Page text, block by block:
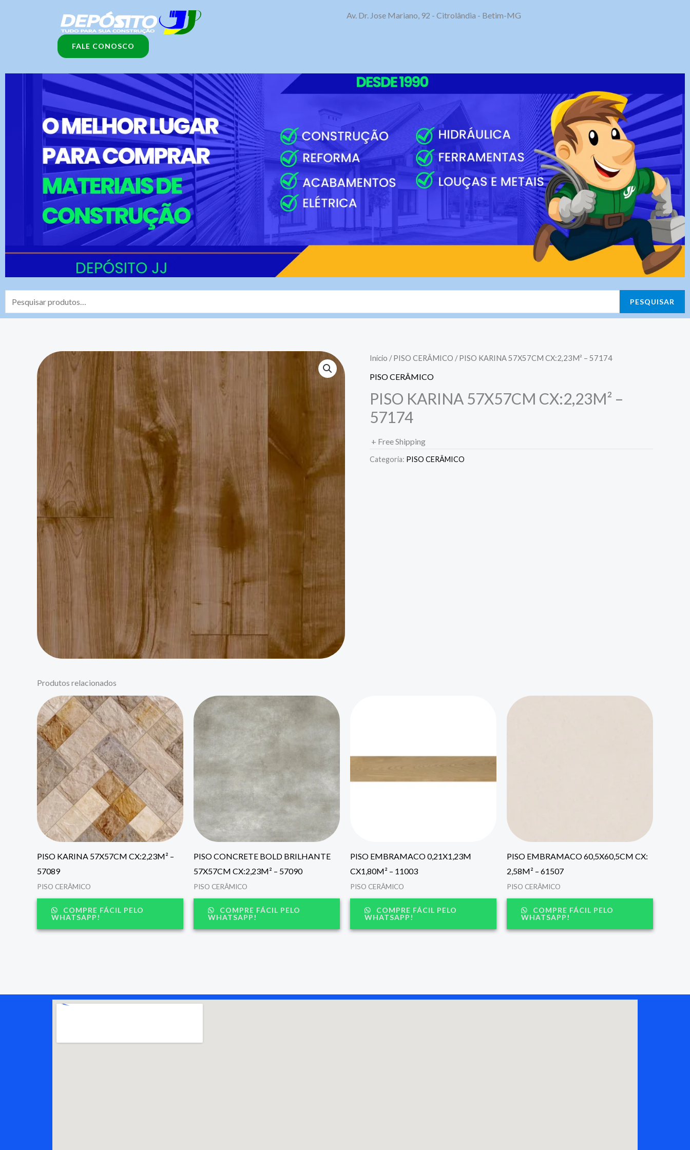
FALE CONOSCO
Av. Dr. Jose Mariano, 92 - Citrolândia - Betim-MG
Pesquisar
por:
PESQUISAR
Início /PISO CERÂMICO / PISO KARINA 57X57CM CX:2,23M² – 57174
PISO CERÂMICO
PISO KARINA 57X57CM CX:2,23M² –
57174
+ Free Shipping
Categoria: PISO CERÂMICO
Produtos relacionados
PISO KARINA 57X57CM CX:2,23M² –
57089
PISO CERÂMICO
COMPRE FÁCIL PELO
WHATSAPP!
PISO CONCRETE BOLD BRILHANTE
57X57CM CX:2,23M² – 57090
PISO CERÂMICO
COMPRE FÁCIL PELO
WHATSAPP!
PISO EMBRAMACO 0,21X1,23M
CX1,80M² – 11003
PISO CERÂMICO
COMPRE FÁCIL PELO
WHATSAPP!
PISO EMBRAMACO 60,5X60,5CM CX:
2,58M² – 61507
PISO CERÂMICO
COMPRE FÁCIL PELO
WHATSAPP!